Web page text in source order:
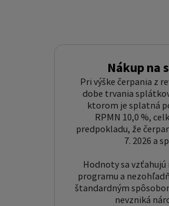
Nákup na
Pri výške čerpania z
dobe trvania
ktorom je splatná
RPMN 10,0 %,
predpokladu, že
7. 2026 a
Hodnoty sa
programu a
štandardným
nevzniká